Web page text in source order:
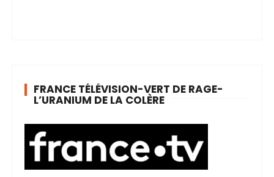
FRANCE TÉLÉVISION-VERT DE RAGE-
L’URANIUM DE LA COLÈRE